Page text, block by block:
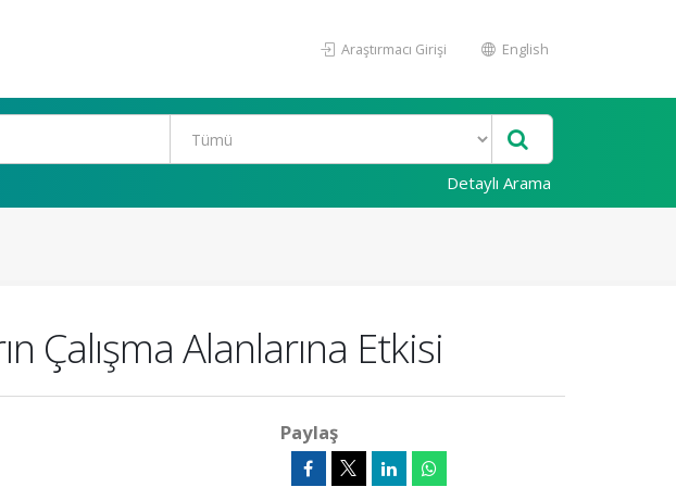
Araştırmacı Girişi English
Detaylı Arama
Çalışma Alanlarına Etkisi
Paylaş